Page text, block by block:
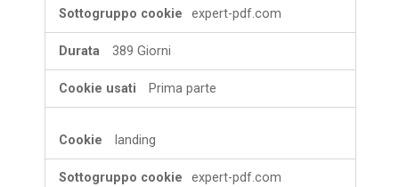
expert-pdf.com
389 Giorni
Prima parte
landing
expert-pdf.com